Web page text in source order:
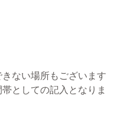
ない場所もございます
としての記入となりま